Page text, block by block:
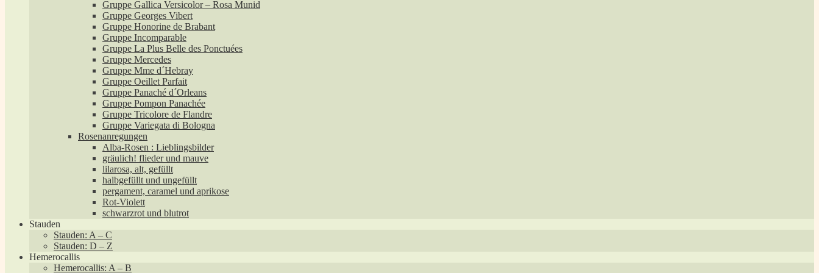
Gruppe Gallica Versicolor – Rosa Munid
Gruppe Georges Vibert
Gruppe Honorine de Brabant
Gruppe Incomparable
Gruppe La Plus Belle des Ponctuées
Gruppe Mercedes
Gruppe Mme d´Hebray
Gruppe Oeillet Parfait
Gruppe Panaché d´Orleans
Gruppe Pompon Panachée
Gruppe Tricolore de Flandre
Gruppe Variegata di Bologna
Rosenanregungen
Alba-Rosen : Lieblingsbilder
gräulich! flieder und mauve
lilarosa, alt, gefüllt
halbgefüllt und ungefüllt
pergament, caramel und aprikose
Rot-Violett
schwarzrot und blutrot
Stauden
Stauden: A – C
Stauden: D – Z
Hemerocallis
Hemerocallis: A – B